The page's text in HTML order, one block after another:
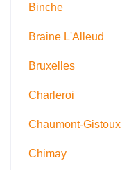
Binche
Braine L'Alleud
Bruxelles
Charleroi
Chaumont-Gistoux
Chimay